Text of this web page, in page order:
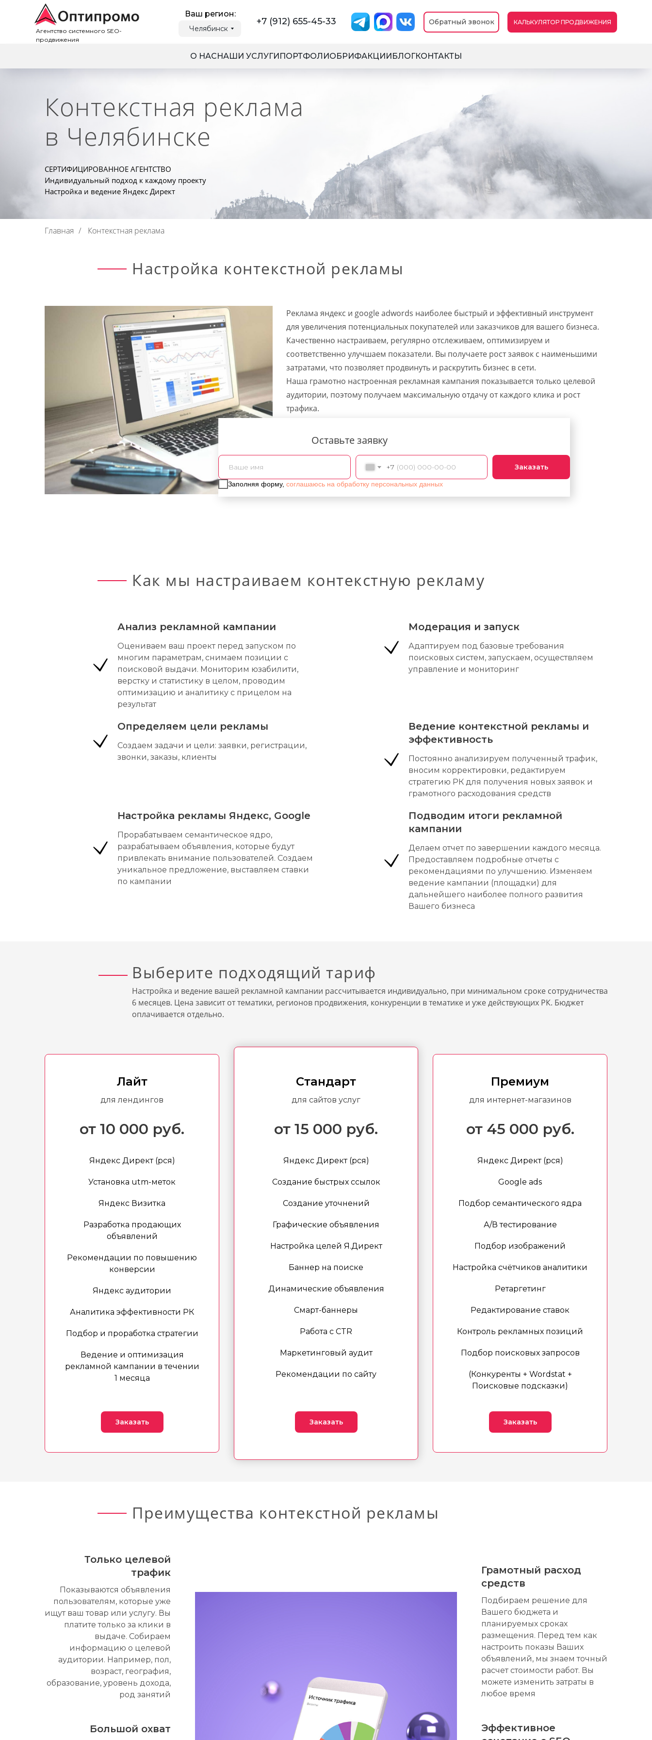
Обратный звонок
+7 (912) 655-45-33
КАЛЬКУЛЯТОР ПРОДВИЖЕНИЯ
Агентство системного SEO-
продвижения
Челябинск
Ваш регион:
О НАСНАШИ УСЛУГИПОРТФОЛИОБРИФАКЦИИБЛОГКОНТАКТЫ
Контекстная реклама
в Челябинске
СЕРТИФИЦИРОВАННОЕ АГЕНТСТВО
Индивидуальный подход к каждому проекту
Настройка и ведение Яндекс Директ
Главная / Контекстная реклама
Настройка контекстной рекламы
Реклама яндекс и google adwords наиболее быстрый и эффективный инструмент
для увеличения потенциальных покупателей или заказчиков для вашего бизнеса.
Качественно настраиваем, регулярно отслеживаем, оптимизируем и
соответственно улучшаем показатели. Вы получаете рост заявок с наименьшими
затратами, что позволяет продвинуть и раскрутить бизнес в сети.
Наша грамотно настроенная рекламная кампания показывается только целевой
аудитории, поэтому получаем максимальную отдачу от каждого клика и рост
трафика.
+7
Заполняя форму, соглашаюсь на обработку персональных данных
Заказать
Оставьте заявку
Как мы настраиваем контекстную рекламу
Анализ рекламной кампании
Оцениваем ваш проект перед запуском по
многим параметрам, снимаем позиции с
поисковой выдачи. Мониторим юзабилити,
верстку и статистику в целом, проводим
оптимизацию и аналитику с прицелом на
результат
Модерация и запуск
Адаптируем под базовые требования
поисковых систем, запускаем, осуществляем
управление и мониторинг
Определяем цели рекламы
Создаем задачи и цели: заявки, регистрации,
звонки, заказы, клиенты
Ведение контекстной рекламы и
эффективность
Постоянно анализируем полученный трафик,
вносим корректировки, редактируем
стратегию РК для получения новых заявок и
грамотного расходования средств
Настройка рекламы Яндекс, Google
Прорабатываем семантическое ядро,
разрабатываем объявления, которые будут
привлекать внимание пользователей. Создаем
уникальное предложение, выставляем ставки
по кампании
Подводим итоги рекламной
кампании
Делаем отчет по завершении каждого месяца.
Предоставляем подробные отчеты с
рекомендациями по улучшению. Изменяем
ведение кампании (площадки) для
дальнейшего наиболее полного развития
Вашего бизнеса
Выберите подходящий тариф
Настройка и ведение вашей рекламной кампании рассчитывается индивидуально, при минимальном сроке сотрудничества
6 месяцев. Цена зависит от тематики, регионов продвижения, конкуренции в тематике и уже действующих РК. Бюджет
оплачивается отдельно.
Лайт
для лендингов
от 10 000 руб.
Яндекс Директ (рся)
Установка utm-меток
Яндекс Визитка
Разработка продающих
объявлений
Рекомендации по повышению
конверсии
Яндекс аудитории
Аналитика эффективности РК
Подбор и проработка стратегии
Ведение и оптимизация
рекламной кампании в течении
1 месяца
Заказать
Стандарт
для сайтов услуг
от 15 000 руб.
Яндекс Директ (рся)
Создание быстрых ссылок
Создание уточнений
Графические объявления
Настройка целей Я.Директ
Баннер на поиске
Динамические объявления
Смарт-баннеры
Работа с CTR
Маркетинговый аудит
Рекомендации по сайту
Заказать
Премиум
для интернет-магазинов
от 45 000 руб.
Яндекс Директ (рся)
Google ads
Подбор семантического ядра
А/В тестирование
Подбор изображений
Настройка счётчиков аналитики
Ретаргетинг
Редактирование ставок
Контроль рекламных позиций
Подбор поисковых запросов
(Конкуренты + Wordstat +
Поисковые подсказки)
Заказать
Преимущества контекстной рекламы
Только целевой
трафик
Показываются объявления
пользователям, которые уже
ищут ваш товар или услугу. Вы
платите только за клики в
выдаче. Собираем
информацию о целевой
аудитории. Например, пол,
возраст, география,
образование, уровень дохода,
род занятий
Большой охват
Грамотный расход
средств
Подбираем решение для
Вашего бюджета и
планируемых сроках
размещения. Перед тем как
настроить показы Ваших
объявлений, мы знаем точный
расчет стоимости работ. Вы
можете изменить затраты в
любое время
Эффективное